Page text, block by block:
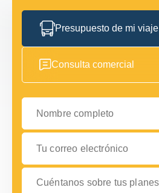
Presupuesto de mi viaje
Consulta comercial
Nombre completo
Tu correo electrónico
Cuéntanos sobre tus planes